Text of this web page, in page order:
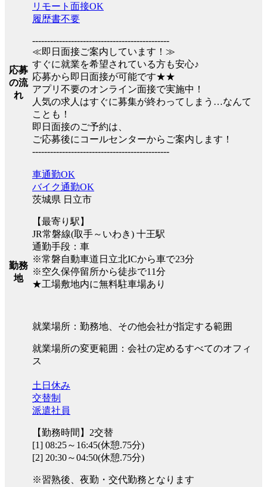
応募
の流
れ
リモート面接OK
履歴書不要
----------------------------------------------
≪即日面接ご案内しています！≫
すぐに就業を希望されている方も安心♪
応募から即日面接が可能です★★
アプリ不要のオンライン面接で実施中！
人気の求人はすぐに募集が終わってしまう…なんて
ことも！
即日面接のご予約は、
ご応募後にコールセンターからご案内します！
----------------------------------------------
勤務
地
車通勤OK
バイク通勤OK
茨城県 日立市
【最寄り駅】
JR常磐線(取手～いわき) 十王駅
通勤手段：車
※常磐自動車道日立北ICから車で23分
※空久保停留所から徒歩で11分
★工場敷地内に無料駐車場あり
就業場所：勤務地、その他会社が指定する範囲
就業場所の変更範囲：会社の定めるすべてのオフィ
ス
土日休み
交替制
派遣社員
【勤務時間】2交替
[1] 08:25～16:45(休憩.75分)
[2] 20:30～04:50(休憩.75分)
※習熟後、夜勤・交代勤務となります